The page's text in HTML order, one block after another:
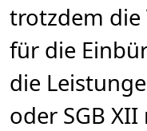
trotzdem die
für die
die
oder SGB